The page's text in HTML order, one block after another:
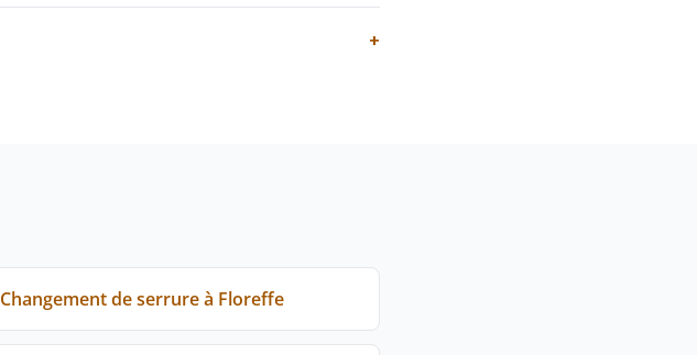
+
Changement de serrure à Floreffe